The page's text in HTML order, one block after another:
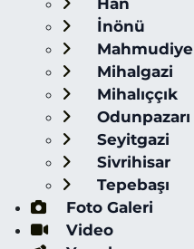
Han
İnönü
Mahmudiye
Mihalgazi
Mihalıççık
Odunpazarı
Seyitgazi
Sivrihisar
Tepebaşı
Foto Galeri
Video